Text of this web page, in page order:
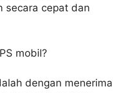
secara cepat dan
mobil?
dengan menerima